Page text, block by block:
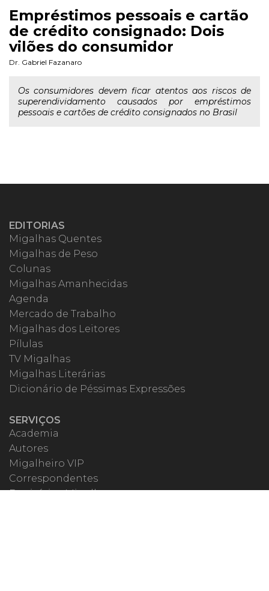
Empréstimos pessoais e cartão
de crédito consignado: Dois
vilões do consumidor
Dr. Gabriel Fazanaro
Os consumidores devem ficar atentos aos riscos de
superendividamento causados por empréstimos
pessoais e cartões de crédito consignados no Brasil
EDITORIAS
Migalhas Quentes
Migalhas de Peso
Colunas
Migalhas Amanhecidas
Agenda
Mercado de Trabalho
Migalhas dos Leitores
Pílulas
TV Migalhas
Migalhas Literárias
Dicionário de Péssimas Expressões
SERVIÇOS
Academia
Autores
Migalheiro VIP
Correspondentes
Escritórios Migalhas